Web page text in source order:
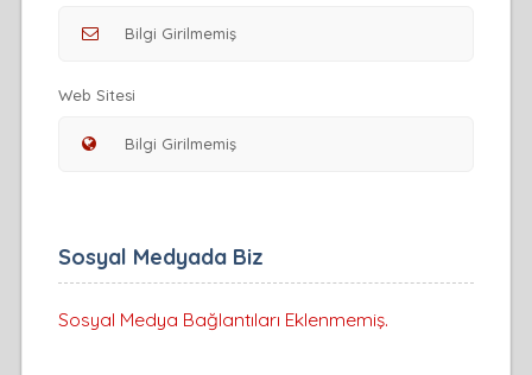
Web Sitesi
Sosyal Medyada Biz
Sosyal Medya Bağlantıları Eklenmemiş.